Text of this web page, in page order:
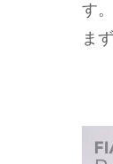
す。
ま